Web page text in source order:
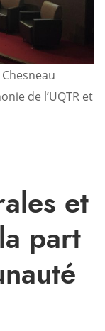
de l’UQTR et
et
part